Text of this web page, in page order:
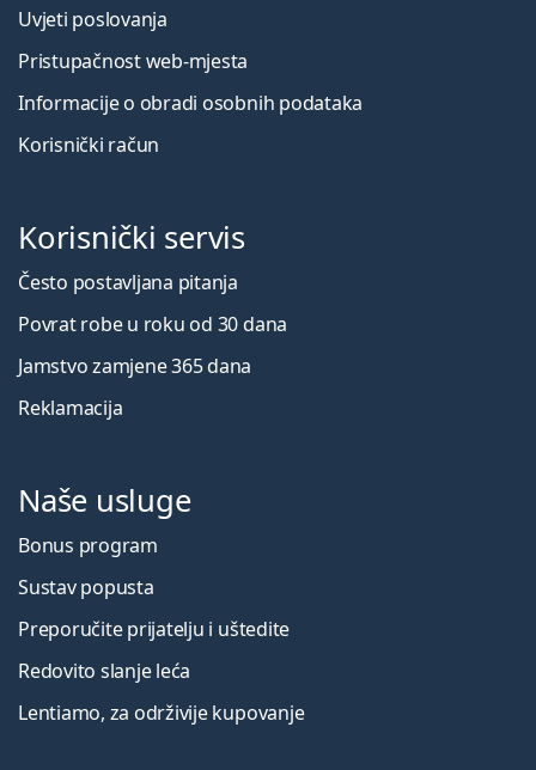
Uvjeti poslovanja
Pristupačnost web-mjesta
Informacije o obradi osobnih podataka
Korisnički račun
Korisnički servis
Često postavljana pitanja
Povrat robe u roku od 30 dana
Jamstvo zamjene 365 dana
Reklamacija
Naše usluge
Bonus program
Sustav popusta
Preporučite prijatelju i uštedite
Redovito slanje leća
Lentiamo, za održivije kupovanje